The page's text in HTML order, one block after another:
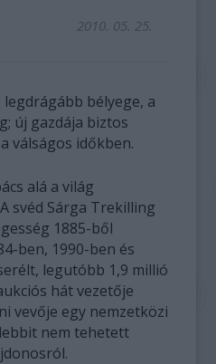
2010. 05. 25.
bélyege, a
új gazdája biztos
válságos időkben.
alá a világ
svéd Sárga Trekilling
1885-ből
ben, 1990-ben és
legutóbb 1,9 millió
hát vezetője
vevője egy nemzetközi
nem tehetett